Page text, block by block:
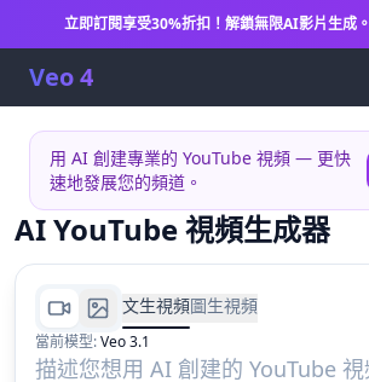
立即訂閱享受30%折扣！解鎖無限AI影片生成。
Veo 4
用 AI 創建專業的 YouTube 視頻 — 更快
速地發展您的頻道。
AI YouTube 視頻生成器
文生視頻圖生視頻
當前模型:Veo 3.1